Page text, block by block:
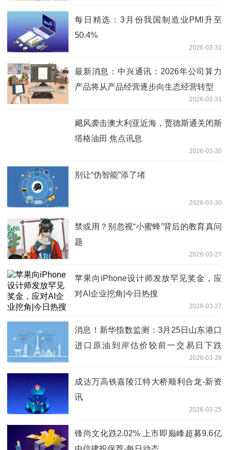
每日精选：3月份我国制造业PMI升至
50.4%
2026-03-31
最新消息：中兴通讯：2026年公司算力
产品将从产品经营逐步向生态经营转型
2026-03-31
飓风袭击澳大利亚近海，贾德斯通关闭斯
塔格油田 焦点讯息
2026-03-30
别让“伪智能”添了堵
2026-03-30
禁或用？别忽视“小蜜蜂”背后的教育真问
题
2026-03-27
苹果向iPhone设计师发放罕见奖金，应
对AI企业挖角|今日热搜
2026-03-27
消息！新华指数监测：3月25日山东港口
进口原油到岸估价较前一交易日下跌
2026-03-26
成达万高铁嘉陵江特大桥顺利合龙-新资
讯
2026-03-25
锋尚文化跌2.02% 上市即巅峰超募9.6亿